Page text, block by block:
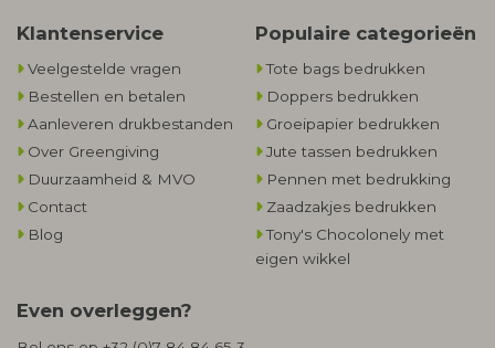
Klantenservice
Veelgestelde vragen
Bestellen en betalen
Aanleveren drukbestanden
Over Greengiving
Duurzaamheid & MVO
Contact
Blog
Populaire categorieën
Tote bags bedrukken
Doppers bedrukken
Groeipapier bedrukken
Jute tassen bedrukken
Pennen met bedrukking
Zaadzakjes bedrukken
Tony's Chocolonely met
eigen wikkel
Even overleggen?